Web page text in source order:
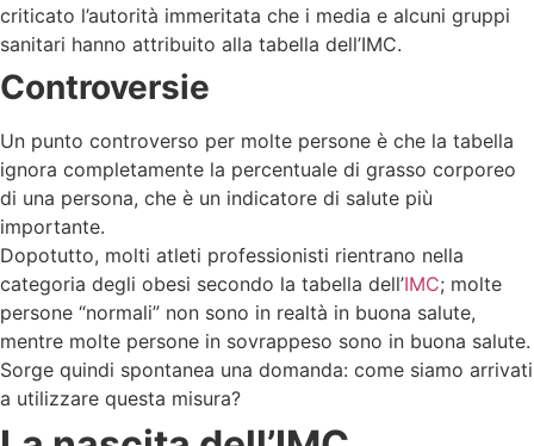
criticato l’autorità immeritata che i media e alcuni gruppi
sanitari hanno attribuito alla tabella dell’IMC.
Controversie
Un punto controverso per molte persone è che la tabella
ignora completamente la percentuale di grasso corporeo
di una persona, che è un indicatore di salute più
importante.
Dopotutto, molti atleti professionisti rientrano nella
categoria degli obesi secondo la tabella dell’IMC; molte
persone “normali” non sono in realtà in buona salute,
mentre molte persone in sovrappeso sono in buona salute.
Sorge quindi spontanea una domanda: come siamo arrivati
a utilizzare questa misura?